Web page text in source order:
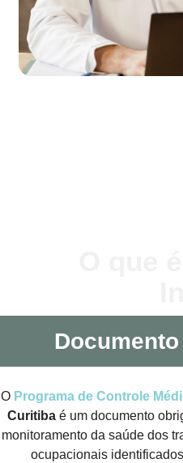
O Programa de Controle
Curitibaé um documento
monitoramento da saúde dos
ocupacionais